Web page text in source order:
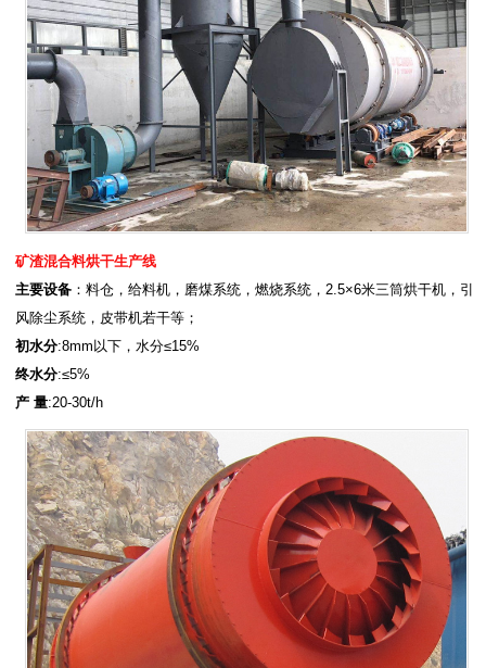
矿渣混合料烘干生产线
主要设备 ：料仓，给料机，磨煤系统，燃烧系统，2.5×6米三筒烘干机，引
风除尘系统，皮带机若干等；
初水分:8mm以下，水分≤15%
终水分:≤5%
产 量:20-30t/h